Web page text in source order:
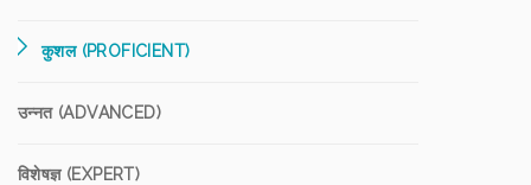
कुशल (PROFICIENT)
उन्नत (ADVANCED)
विशेषज्ञ (EXPERT)